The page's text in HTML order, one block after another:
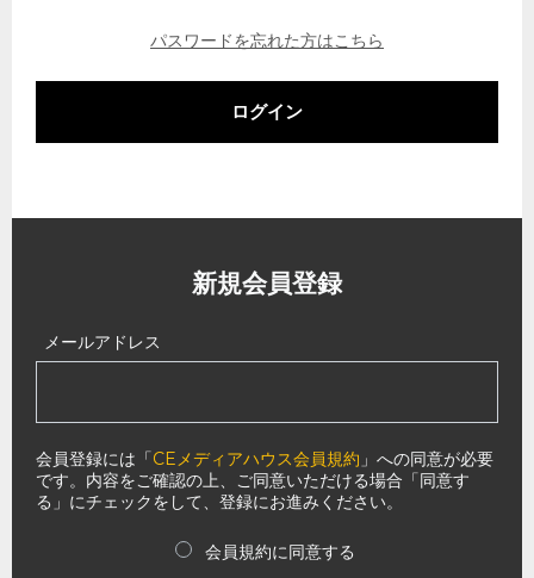
パスワードを忘れた方はこちら
ログイン
新規会員登録
メールアドレス
会員登録には「CEメディアハウス会員規約 」への同意が必要
です。内容をご確認の上、ご同意いただける場合「同意す
る」にチェックをして、登録にお進みください。
会員規約に同意する